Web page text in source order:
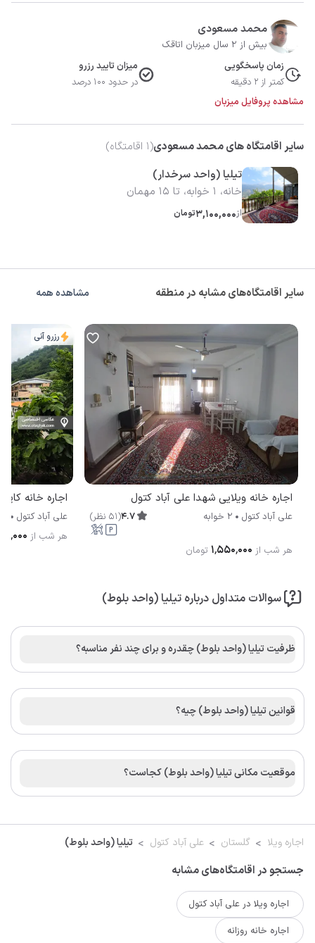
محمد مسعودی
بیش از 2 سال میزبان اتاقک
زمان پاسخگویی
کمتر از 2 دقیقه
میزان تایید رزرو
در حدود 100 درصد
مشاهده پروفایل میزبان
سایر اقامتگاه های محمد مسعودی(
1 اقامتگاه)
تیلیا (واحد سرخدار)
خانه، 1 خوابه، تا 15 مهمان
از3,100,000تومان
سایر اقامتگاه‌های مشابه در منطقه مشاهده همه
اجاره خانه ویلایی شهدا علی آباد کتول
علی آباد کتول 2 خوابه 4.7
(
51 نظر)
هر شب از ۱٬۵۵۰٬۰۰۰ تومان
رزرو آنی
اجاره خانه
علی آباد کتول
هر شب از
سوالات متداول درباره تیلیا (واحد بلوط)
ظرفیت تیلیا (واحد بلوط) چقدره و برای چند نفر مناسبه؟
قوانین تیلیا (واحد بلوط) چیه؟
موقعیت مکانی تیلیا (واحد بلوط) کجاست؟
اجاره ویلا گلستان علی آباد کتول تیلیا (واحد بلوط)
جستجو در اقامتگاه‌های مشابه
اجاره ویلا در علی آباد کتول
اجاره خانه روزانه